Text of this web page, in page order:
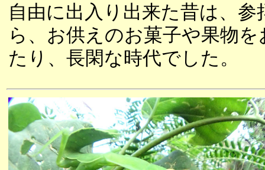
自由に出入り出来た昔は、
ら、お供えのお菓子や果物
たり、長閑な時代でした。